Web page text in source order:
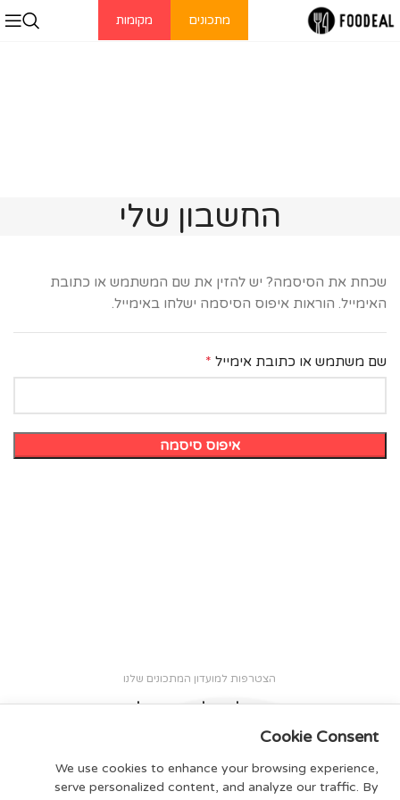
מתכונים מקומות
החשבון שלי
שכחת את הסיסמה? יש להזין את שם המשתמש או כתובת
האימייל. הוראות איפוס הסיסמה ישלחו באימייל.
שם משתמש או כתובת אימייל *
איפוס סיסמה
הצטרפות למועדון המתכונים שלנו
הצטרפו לניוזלטר וקבלו מגזין
אישור למדיניות הפרטיות שלנו, מבטיחים לא לשלוח ספאם :)
Cookie Consent
We use cookies to enhance your browsing experience,
serve personalized content, and analyze our traffic. By